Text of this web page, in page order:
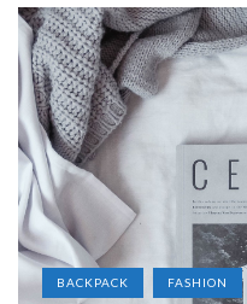
BACKPACK FASHION